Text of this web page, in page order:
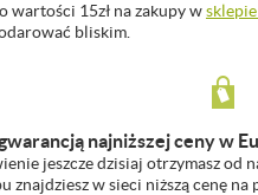
wartości 15zł na zakupy w
bliskim.
najniższej ceny w
jeszcze dzisiaj otrzymasz
znajdziesz w sieci niższą cenę